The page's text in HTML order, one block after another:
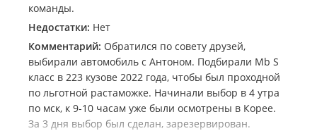
команды.
Недостатки: Нет
Комментарий: Обратился по совету друзей,
выбирали автомобиль с Антоном. Подбирали Mb S
класс в 223 кузове 2022 года, чтобы был проходной
по льготной растаможке. Начинали выбор в 4 утра
по мск, к 9-10 часам уже были осмотрены в Корее.
За 3 дня выбор был сделан, зарезервирован.